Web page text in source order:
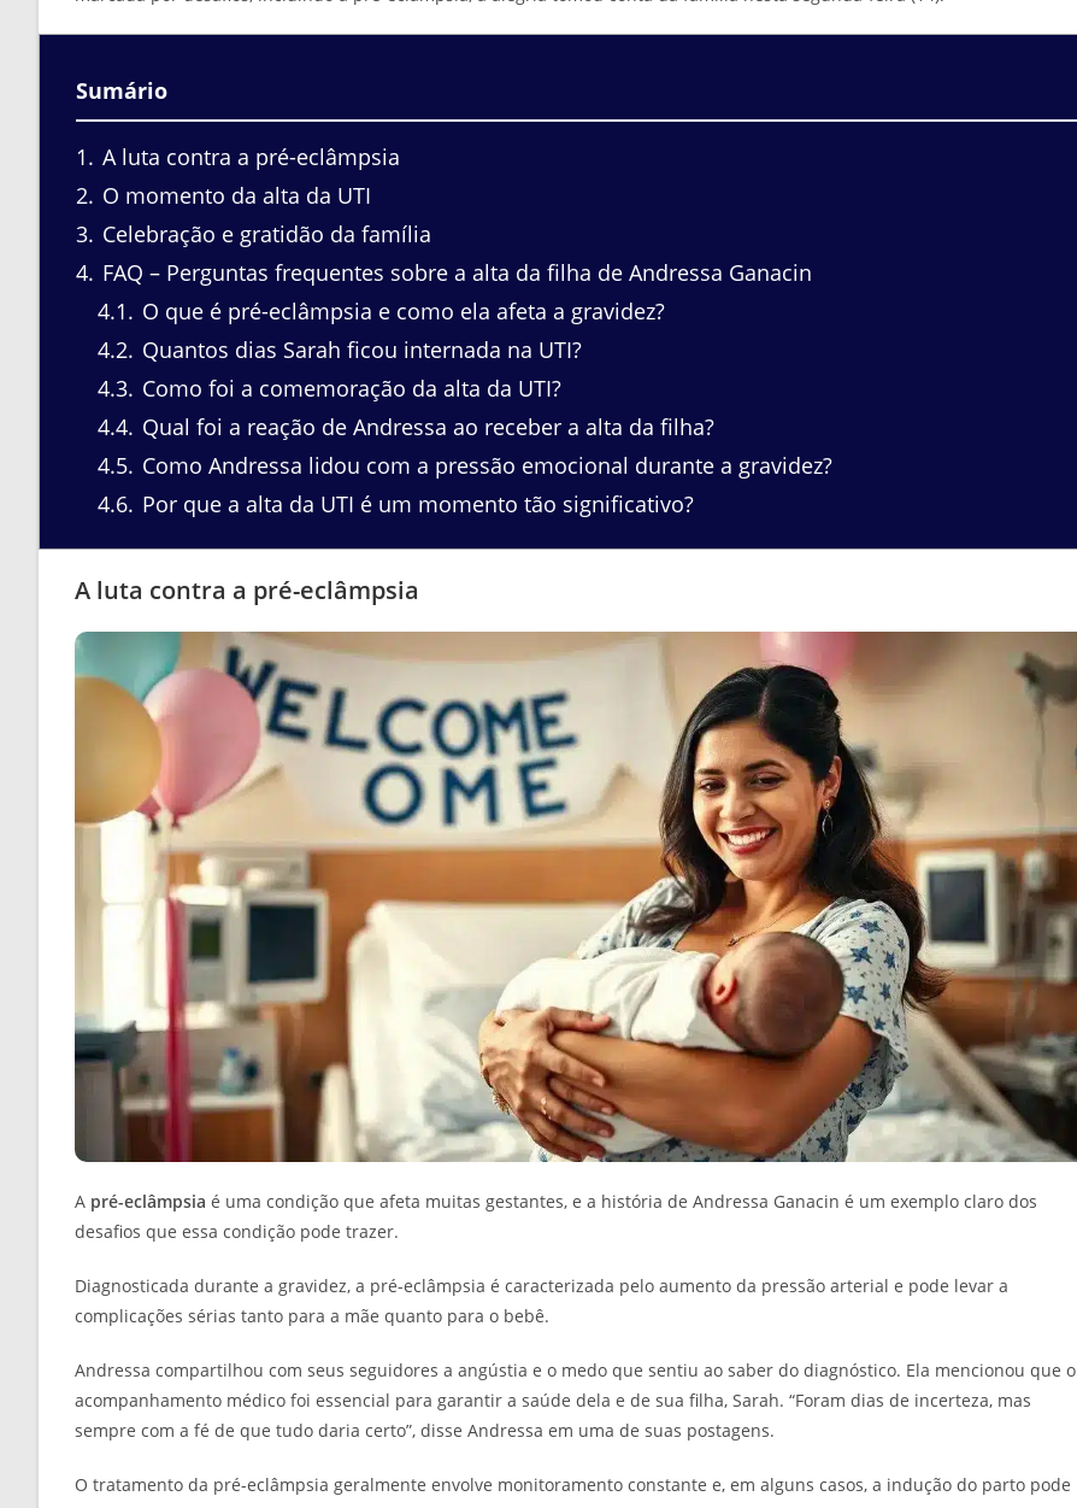
Sumário
1
A luta contra a pré-eclâmpsia
2 O momento da alta da UTI
3 Celebração e gratidão da família
4 FAQ – Perguntas frequentes sobre a alta da filha de Andressa Ganacin
4.1
O que é pré-eclâmpsia e como ela afeta a gravidez?
4.2 Quantos dias Sarah ficou internada na UTI?
4.3 Como foi a comemoração da alta da UTI?
4.4 Qual foi a reação de Andressa ao receber a alta da filha?
4.5 Como Andressa lidou com a pressão emocional durante a gravidez?
4.6 Por que a alta da UTI é um momento tão significativo?
A luta contra a pré-eclâmpsia
A pré-eclâmpsia é uma condição que afeta muitas gestantes, e a história de Andressa Ganacin é um exemplo claro dos
desafios que essa condição pode trazer.
Diagnosticada durante a gravidez, a pré-eclâmpsia é caracterizada pelo aumento da pressão arterial e pode levar a
complicações sérias tanto para a mãe quanto para o bebê.
Andressa compartilhou com seus seguidores a angústia e o medo que sentiu ao saber do diagnóstico. Ela mencionou que o
acompanhamento médico foi essencial para garantir a saúde dela e de sua filha, Sarah. “Foram dias de incerteza, mas
sempre com a fé de que tudo daria certo”, disse Andressa em uma de suas postagens.
O tratamento da pré-eclâmpsia geralmente envolve monitoramento constante e, em alguns casos, a indução do parto pode